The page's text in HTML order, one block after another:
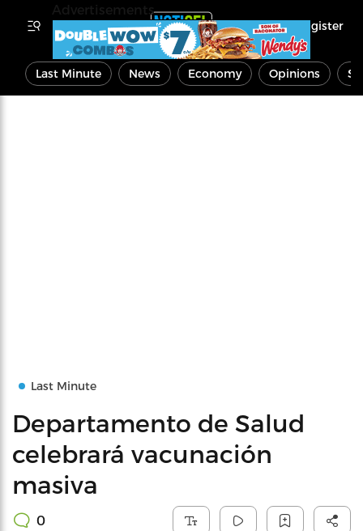
Register
Last Minute News Economy Opinions
Last Minute
Departamento de Salud
celebrará vacunación
masiva
0
Advertisements